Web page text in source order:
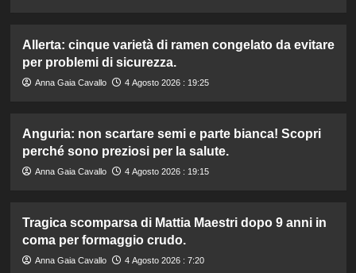
Allerta: cinque varietà di ramen congelato da evitare
per problemi di sicurezza.
Anna Gaia Cavallo 4 Agosto 2026 : 19:25
Anguria: non scartare semi e parte bianca! Scopri
perché sono preziosi per la salute.
Anna Gaia Cavallo 4 Agosto 2026 : 19:15
Tragica scomparsa di Mattia Maestri dopo 9 anni in
coma per formaggio crudo.
Anna Gaia Cavallo 4 Agosto 2026 : 7:20